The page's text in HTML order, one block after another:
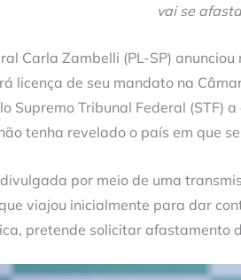
vai se
Carla Zambelli (PL-SP)
licença de seu mandato na
Supremo Tribunal Federal (STF)
tenha revelado o país em que
por meio de uma
viajou inicialmente para dar
pretende solicitar afastamento